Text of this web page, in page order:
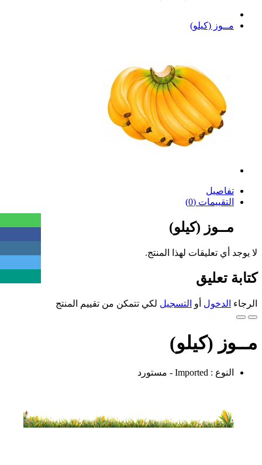
مــوز (كيلو)
تفاصيل
التقييمات (0)
مــوز (كيلو)
لا يوجد أي تعليقات لهذا المنتج.
كتابة تعليق
الرجاء الدخول أو التسجيل لكي تتمكن من تقييم المنتج
مــوز (كيلو)
النوع : Imported - مستورد